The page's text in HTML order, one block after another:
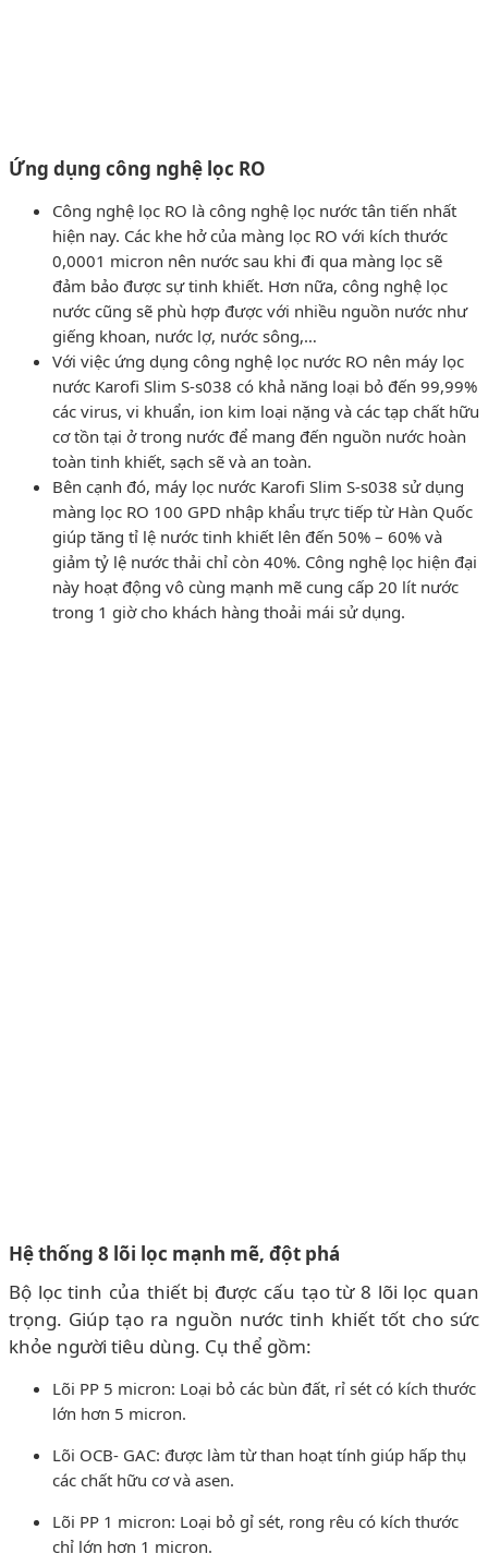
Ứng dụng công nghệ lọc RO
Công nghệ lọc RO là công nghệ lọc nước tân tiến nhất
hiện nay. Các khe hở của màng lọc RO với kích thước
0,0001 micron nên nước sau khi đi qua màng lọc sẽ
đảm bảo được sự tinh khiết. Hơn nữa, công nghệ lọc
nước cũng sẽ phù hợp được với nhiều nguồn nước như
giếng khoan, nước lợ, nước sông,…
Với việc ứng dụng công nghệ lọc nước RO nên máy lọc
nước Karofi Slim S-s038 có khả năng loại bỏ đến 99,99%
các virus, vi khuẩn, ion kim loại nặng và các tạp chất hữu
cơ tồn tại ở trong nước để mang đến nguồn nước hoàn
toàn tinh khiết, sạch sẽ và an toàn.
Bên cạnh đó, máy lọc nước Karofi Slim S-s038 sử dụng
màng lọc RO 100 GPD nhập khẩu trực tiếp từ Hàn Quốc
giúp tăng tỉ lệ nước tinh khiết lên đến 50% – 60% và
giảm tỷ lệ nước thải chỉ còn 40%. Công nghệ lọc hiện đại
này hoạt động vô cùng mạnh mẽ cung cấp 20 lít nước
trong 1 giờ cho khách hàng thoải mái sử dụng.
Hệ thống 8 lõi lọc mạnh mẽ, đột phá
Bộ lọc tinh của thiết bị được cấu tạo từ 8 lõi lọc quan
trọng. Giúp tạo ra nguồn nước tinh khiết tốt cho sức
khỏe người tiêu dùng. Cụ thể gồm:
Lõi PP 5 micron: Loại bỏ các bùn đất, rỉ sét có kích thước
lớn hơn 5 micron.
Lõi OCB- GAC: được làm từ than hoạt tính giúp hấp thụ
các chất hữu cơ và asen.
Lõi PP 1 micron: Loại bỏ gỉ sét, rong rêu có kích thước
chỉ lớn hơn 1 micron.